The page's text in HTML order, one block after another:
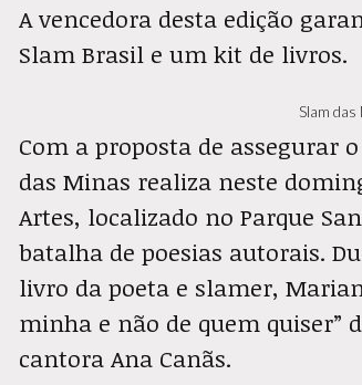
A vencedora desta edição
Slam Brasil e um kit de livros.
Slam
Com a proposta de assegurar
das Minas realiza neste
Artes, localizado no Parque
batalha de poesias autorais.
livro da poeta e slamer,
minha e não de quem quiser”
cantora Ana Canãs.